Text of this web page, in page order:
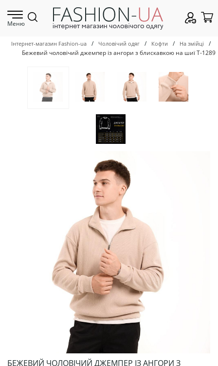
Меню
Інтернет-магазин Fashion-ua / Чоловічий одяг / Кофти / На змійці
/
Бежевий чоловічий джемпер із ангори з блискавкою на шиї Т-1289
БЕЖЕВИЙ ЧОЛОВІЧИЙ ДЖЕМПЕР ІЗ АНГОРИ З